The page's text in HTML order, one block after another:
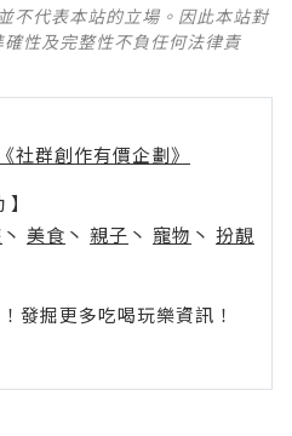
不代表本站的立場。因此本站對
性及完整性不負任何法律責
社群創作有價企劃》
丶 美食 丶 親子 丶 寵物 丶 扮靚
掘更多吃喝玩樂資訊！